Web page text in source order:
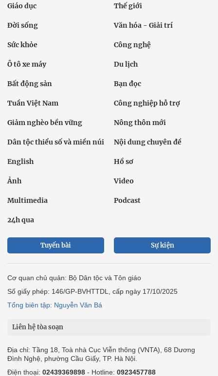
Giáo dục Thế giới
Đời sống Văn hóa - Giải trí
Sức khỏe Công nghệ
Ô tô xe máy Du lịch
Bất động sản Bạn đọc
Tuần Việt Nam Công nghiệp hỗ trợ
Giảm nghèo bền vững Nông thôn mới
Dân tộc thiểu số và miền núi Nội dung chuyên đề
English Hồ sơ
Ảnh Video
Multimedia Podcast
24h qua
Tuyến bài Sự kiện
Cơ quan chủ quản: Bộ Dân tộc và Tôn giáo
Số giấy phép: 146/GP-BVHTTDL, cấp ngày 17/10/2025
Tổng biên tập: Nguyễn Văn Bá
Liên hệ tòa soạn
Địa chỉ: Tầng 18, Toà nhà Cục Viễn thông (VNTA), 68 Dương
Đình Nghệ, phường Cầu Giấy, TP. Hà Nội.
Điện thoại: 02439369898 - Hotline: 0923457788